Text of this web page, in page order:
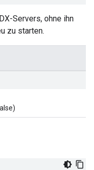
Servers, ohne ihn
zu starten.